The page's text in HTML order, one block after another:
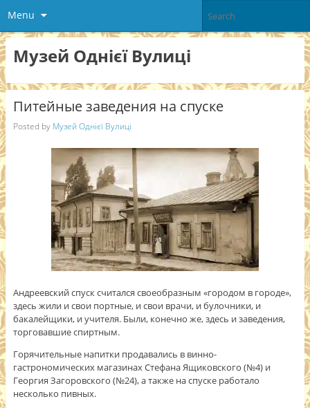
Menu
Музей Однієї Вулиці
Питейные заведения на спуске
Posted by Музей Однієї Вулиці
Андреевский спуск считался своеобразным «городом в городе»,
здесь жили и свои портные, и свои врачи, и булочники, и
бакалейщики, и учителя. Были, конечно же, здесь и заведения,
торговавшие спиртным.
Горячительные напитки продавались в винно-
гастрономических магазинах Стефана Ящиковского (№4) и
Георгия Загоровского (№24), а также на спуске работало
несколько пивных.